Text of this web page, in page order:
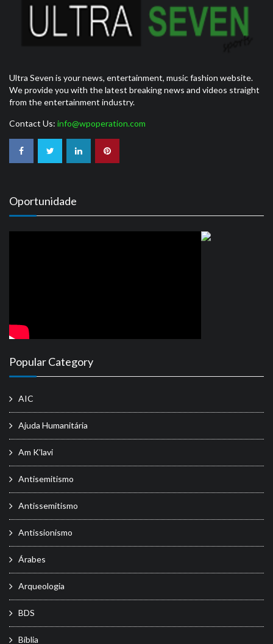
Ultra Seven is your news, entertainment, music fashion website.
We provide you with the latest breaking news and videos straight
from the entertainment industry.
Contact Us: info@wpoperation.com
Oportunidade
Popular Category
AIC
Ajuda Humanitária
Am K’lavi
Antisemitismo
Antissemitismo
Antissionismo
Árabes
Arqueologia
BDS
Bíblia